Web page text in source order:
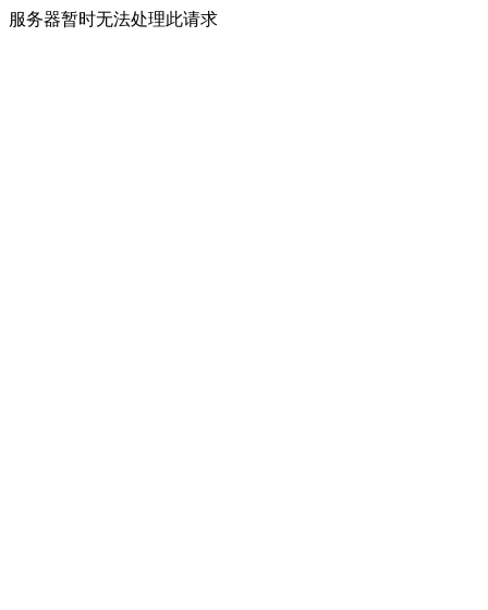
服务器暂时无法处理此请求